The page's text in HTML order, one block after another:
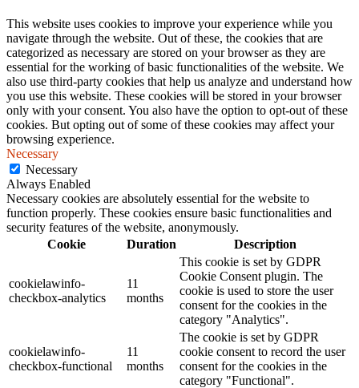
This website uses cookies to improve your experience while you
navigate through the website. Out of these, the cookies that are
categorized as necessary are stored on your browser as they are
essential for the working of basic functionalities of the website. We
also use third-party cookies that help us analyze and understand how
you use this website. These cookies will be stored in your browser
only with your consent. You also have the option to opt-out of these
cookies. But opting out of some of these cookies may affect your
browsing experience.
Necessary
Necessary
Always Enabled
Necessary cookies are absolutely essential for the website to
function properly. These cookies ensure basic functionalities and
security features of the website, anonymously.
Cookie
Duration Description
cookielawinfo-
checkbox-analytics
11
months
This cookie is set by GDPR
Cookie Consent plugin. The
cookie is used to store the user
consent for the cookies in the
category "Analytics".
cookielawinfo-
checkbox-functional
11
months
The cookie is set by GDPR
cookie consent to record the user
consent for the cookies in the
category "Functional".